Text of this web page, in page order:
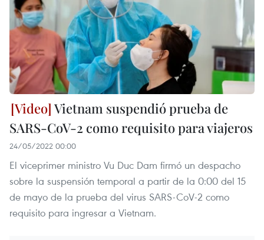
Vietnam suspendió prueba de
SARS-CoV-2 como requisito para viajeros
24/05/2022 00:00
El viceprimer ministro Vu Duc Dam firmó un despacho
sobre la suspensión temporal a partir de la 0:00 del 15
de mayo de la prueba del virus SARS-CoV-2 como
requisito para ingresar a Vietnam.